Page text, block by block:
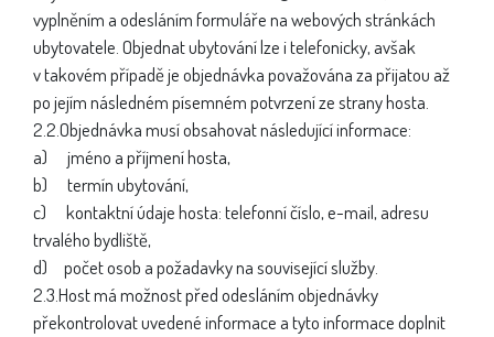
vyplněním a odesláním formuláře na webových stránkách
ubytovatele. Objednat ubytování lze i telefonicky, avšak
v takovém případě je objednávka považována za přijatou až
po jejím následném písemném potvrzení ze strany hosta.
2.2.Objednávka musí obsahovat následující informace:
a) jméno a příjmení hosta,
b) termín ubytování,
c) kontaktní údaje hosta: telefonní číslo, e-mail, adresu
trvalého bydliště,
d) počet osob a požadavky na související služby.
2.3.Host má možnost před odesláním objednávky
překontrolovat uvedené informace a tyto informace doplnit